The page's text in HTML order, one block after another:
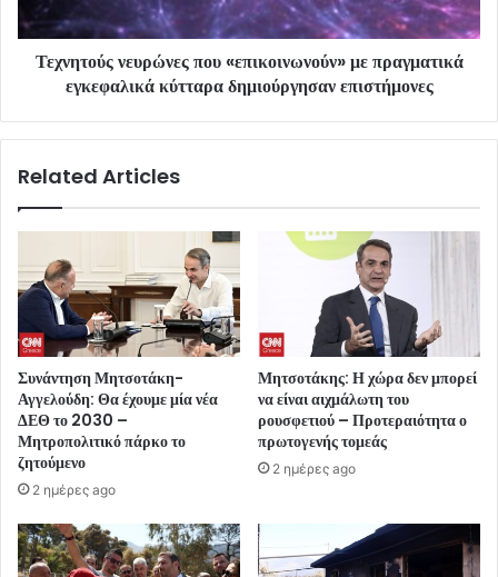
Τεχνητούς νευρώνες που «επικοινωνούν» με πραγματικά
εγκεφαλικά κύτταρα δημιούργησαν επιστήμονες
Related Articles
Συνάντηση Μητσοτάκη-
Αγγελούδη: Θα έχουμε μία νέα
ΔΕΘ το 2030 –
Μητροπολιτικό πάρκο το
ζητούμενο
2 ημέρες ago
Μητσοτάκης: Η χώρα δεν μπορεί
να είναι αιχμάλωτη του
ρουσφετιού – Προτεραιότητα ο
πρωτογενής τομεάς
2 ημέρες ago